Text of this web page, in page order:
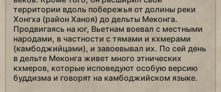
территории вдоль побережья от долины реки
Хонгха (район Ханоя) до дельты Меконга.
Продвигаясь на юг, Вьетнам воевал с местными
народами, в частности с тямами и кхмерами
(камбоджийцами), и завоевывал их. По сей день
в дельте Меконга живет много этнических
кхмеров, которые исповедуют особую версию
буддизма и говорят на камбоджийском языке.